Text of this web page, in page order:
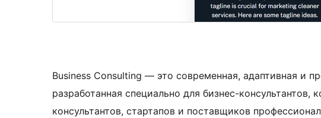
Business Consulting — это современная, адаптивная и
разработанная специально для бизнес-консультантов,
консультантов, стартапов и поставщиков